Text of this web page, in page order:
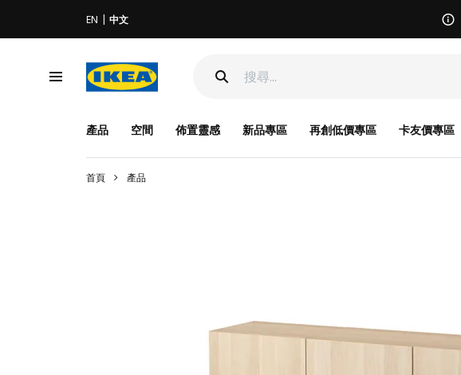
EN 中文
產品 空間 佈置靈感 新品專區 再創低價專區 卡友價專區
首頁 產品